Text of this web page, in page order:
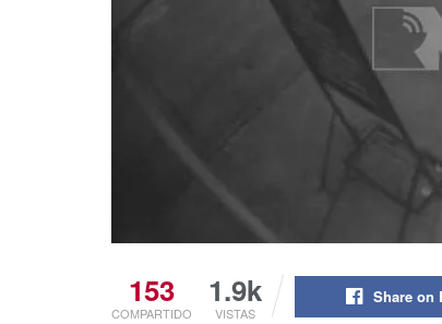
153
COMPARTIDO
1.9k
VISTAS
Share on